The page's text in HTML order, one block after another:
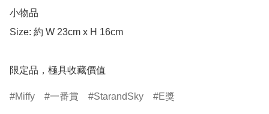
小物品
Size: 約 W 23cm x H 16cm
限定品，極具收藏價值
Miffy 一番賞 StarandSky E獎